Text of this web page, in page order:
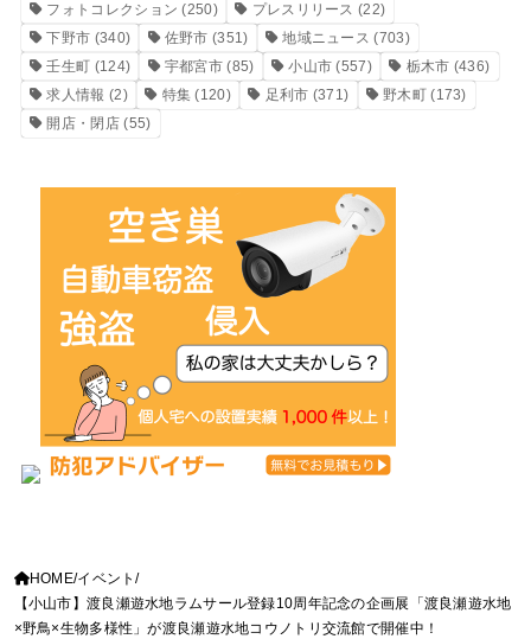
フォトコレクション (250) プレスリリース (22)
下野市 (340) 佐野市 (351) 地域ニュース (703)
壬生町 (124) 宇都宮市 (85) 小山市 (557) 栃木市 (436)
求人情報 (2) 特集 (120) 足利市 (371) 野木町(173)
開店・閉店(55)
HOME イベント
【小山市】渡良瀬遊水地ラムサール登録10周年記念の企画展「渡良瀬遊水地
×野鳥×生物多様性」が渡良瀬遊水地コウノトリ交流館で開催中！